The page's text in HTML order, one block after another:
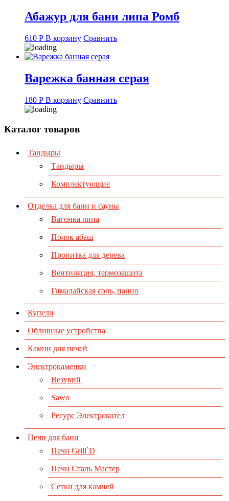
Абажур для бани липа Ромб
610 Р В корзину Сравнить
Варежка банная серая
180 Р В корзину Сравнить
Каталог товаров
Тандыры
Тандыры
Комплектующие
Отделка для бани и сауны
Вагонка липа
Полок абаш
Пропитка для дерева
Вентиляция, термозащита
Гималайская соль, панно
Купели
Обливные устройства
Камни для печей
Электрокаменки
Везувий
Sawo
Ресурс Электрокотел
Печи для бани
Печи Grill`D
Печи Сталь Мастер
Сетки для камней